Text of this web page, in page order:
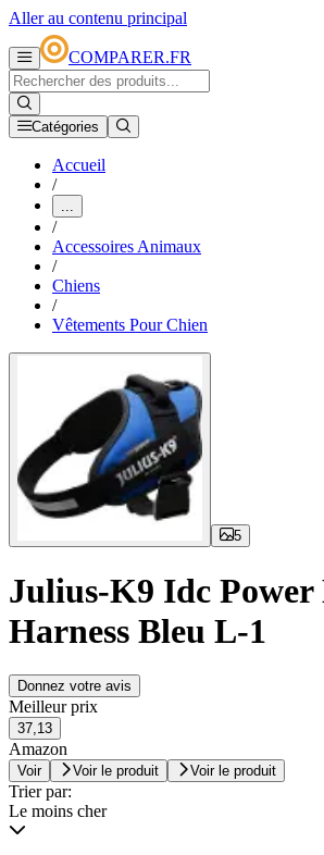
Aller au contenu principal
COMPARER.FR
Catégories
Accueil
/
...
/
Accessoires Animaux
/
Chiens
/
Vêtements Pour Chien
5
Julius-K9 Idc Power
Harness Bleu L-1
Donnez votre avis
Meilleur prix
37,13
Amazon
Voir Voir le produit Voir le produit
Trier par:
Le moins cher